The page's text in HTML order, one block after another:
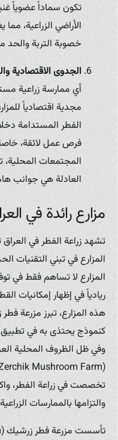
تكون سماداً عضوياً
الأراضي الزراعية،
خصوبة التربة والحد
الجدوى الاقتصادية
أي ممارسة زراعية
مجدية اقتصادياً
الفطر المستدامة
فرص عمل لائقة،
المجتمعات المحلية،
العادلة هي جوانب
مزارع رائدة في
تشهد زراعة الفطر في
المزارع في تبني التقنيات
المزارع لا تساهم فقط في
ريادياً في إظهار إمكانيات
كنموذج يحتذى به في
وفي ظل الظروف المحلية
تخصصت في زراعة الفطر،
والتزامها بالممارسات